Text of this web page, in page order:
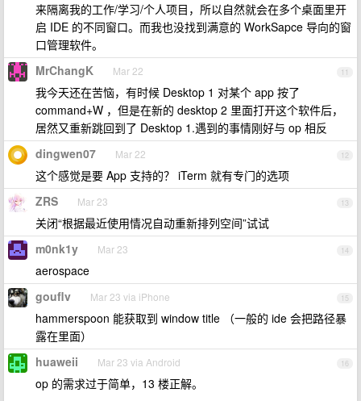
来隔离我的工作/学习/个人项目，所以自然就会在多个桌面里开
启 IDE 的不同窗口。而我也没找到满意的 WorkSapce 导向的窗
口管理软件。
11
MrChangK Mar 22
我今天还在苦恼，有时候 Desktop 1 对某个 app 按了
command+W ，但是在新的 desktop 2 里面打开这个软件后，
居然又重新跳回到了 Desktop 1.遇到的事情刚好与 op 相反
12
dingwen07 Mar 22
这个感觉是要 App 支持的？ iTerm 就有专门的选项
13
ZRS Mar 23
关闭“根据最近使用情况自动重新排列空间”试试
14
m0nk1y Mar 23
aerospace
15
gouflv Mar 23 via iPhone
hammerspoon 能获取到 window title （一般的 ide 会把路径暴
露在里面）
16
huaweii Mar 23 via Android
op 的需求过于简单，13 楼正解。